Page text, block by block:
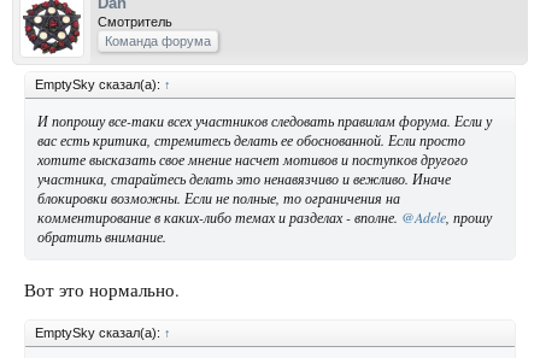
Смотритель
Команда форума
EmptySky сказал(а): ↑
И попрошу все-таки всех участников следовать правилам форума. Если у
вас есть критика, стремитесь делать ее обоснованной. Если просто
хотите высказать свое мнение насчет мотивов и поступков другого
участника, старайтесь делать это ненавязчиво и вежливо. Иначе
блокировки возможны. Если не полные, то ограничения на
комментирование в каких-либо темах и разделах - вполне. @Adele , прошу
обратить внимание.
Вот это нормально.
EmptySky сказал(а): ↑